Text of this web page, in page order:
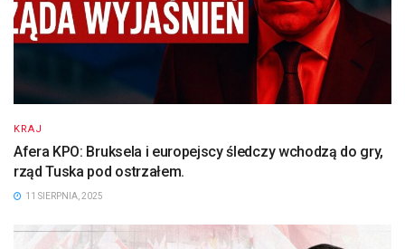
KRAJ
Afera KPO: Bruksela i europejscy śledczy wchodzą do gry,
rząd Tuska pod ostrzałem.
11 SIERPNIA, 2025